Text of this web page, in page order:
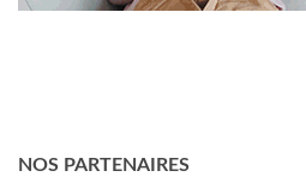
NOS PARTENAIRES